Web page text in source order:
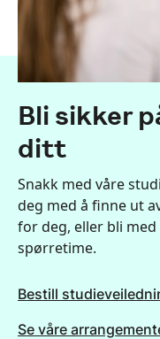
Bli sikker
ditt
Snakk med våre
deg med å finne ut
for deg, eller bli
spørretime.
Bestill
Se våre